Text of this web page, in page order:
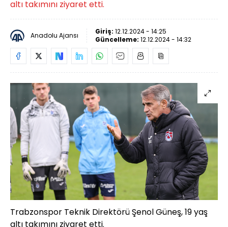
altı takımını ziyaret etti.
Anadolu Ajansı Giriş: 12.12.2024 - 14:25
Güncelleme: 12.12.2024 - 14:32
Trabzonspor Teknik Direktörü Şenol Güneş, 19 yaş
altı takımını ziyaret etti.